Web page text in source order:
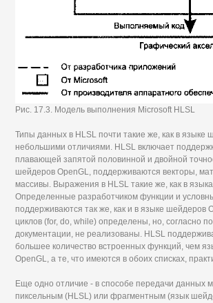
Рис. 17.3. Модель выполнения Microsoft HLSL
Типы данных в HLSL почти такие же, как в языке
небольшими отличиями. HLSL включает
плавающей запятой половинной и двойной
шейдеров OpenGL, поддерживаются векторы,
массивы. Выражения в HLSL такие же, как в
Определенные разработчиком функции и
поддерживаются так же, как и в языке шейдеров
циклов (for, do, while) определены, но, согласно
документации, не реализованы. HLSL
большее количество встроенных функций, чем
OpenGL, а те, что имеются в обоих списках,
Еще одно отличие - в способе передачи данных
пиксельным (HLSL) или фрагментным (язык